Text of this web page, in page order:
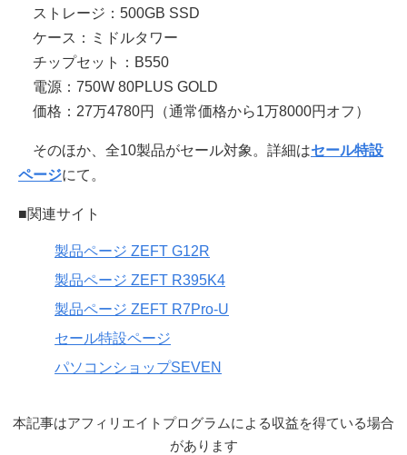
ストレージ：500GB SSD
ケース：ミドルタワー
チップセット：B550
電源：750W 80PLUS GOLD
価格：27万4780円（通常価格から1万8000円オフ）
そのほか、全10製品がセール対象。詳細はセール特設
ページにて。
■関連サイト
製品ページ ZEFT G12R
製品ページ ZEFT R395K4
製品ページ ZEFT R7Pro-U
セール特設ページ
パソコンショップSEVEN
本記事はアフィリエイトプログラムによる収益を得ている場合
があります